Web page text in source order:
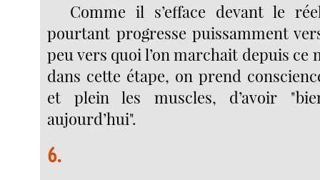
Comme il s’efface devant le
pourtant progresse puissamment
peu vers quoi l’on marchait depuis ce
dans cette étape, on prend
et plein les muscles, d’avoir
aujourd’hui".
6.